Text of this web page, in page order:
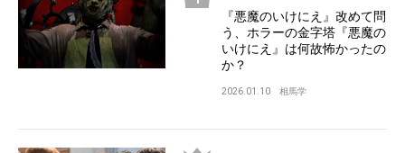
『悪魔のいけにえ』改めて問
う、ホラーの金字塔『悪魔の
いけにえ』は何故怖かったの
か？
2026.01.10 相馬学